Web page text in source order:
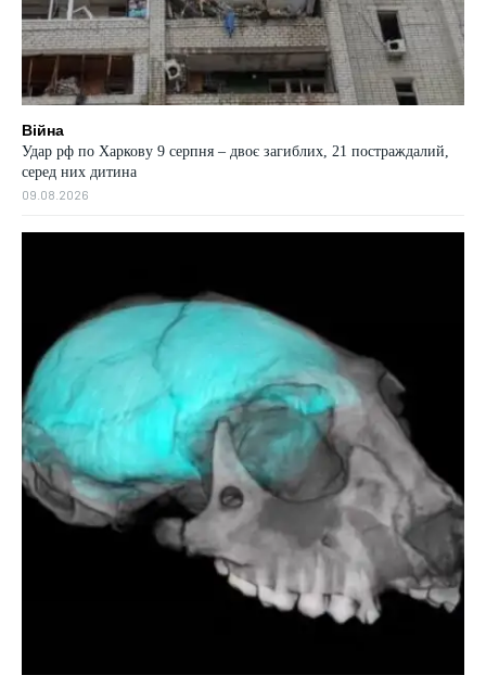
Війна
Удар рф по Харкову 9 серпня – двоє загиблих, 21 постраждалий,
серед них дитина
09.08.2026